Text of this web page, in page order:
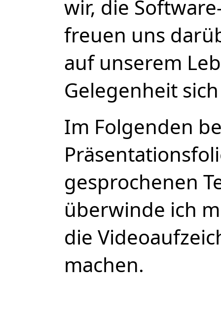
wir, die
freuen uns
auf unserem
Gelegenheit
Im Folgenden
gesprochenen
überwinde ich
die
machen.